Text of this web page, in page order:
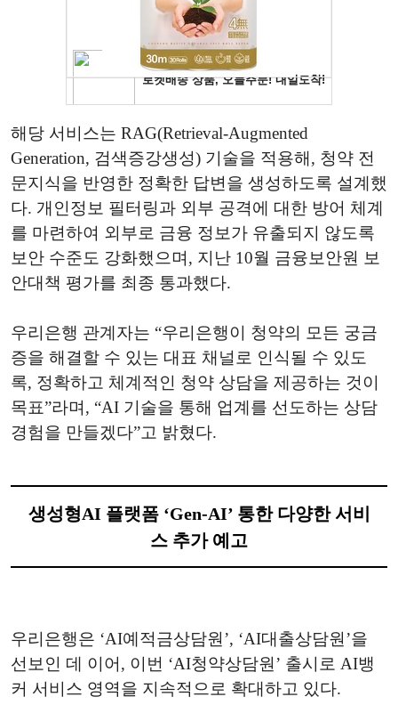
해당 서비스는 RAG(Retrieval-Augmented
Generation, 검색증강생성) 기술을 적용해, 청약 전
문지식을 반영한 정확한 답변을 생성하도록 설계했
다. 개인정보 필터링과 외부 공격에 대한 방어 체계
를 마련하여 외부로 금융 정보가 유출되지 않도록
보안 수준도 강화했으며, 지난 10월 금융보안원 보
안대책 평가를 최종 통과했다.
우리은행 관계자는 “우리은행이 청약의 모든 궁금
증을 해결할 수 있는 대표 채널로 인식될 수 있도
록, 정확하고 체계적인 청약 상담을 제공하는 것이
목표”라며, “AI 기술을 통해 업계를 선도하는 상담
경험을 만들겠다”고 밝혔다.
생성형AI 플랫폼 ‘Gen-AI’ 통한 다양한 서비
스 추가 예고
우리은행은 ‘AI예적금상담원’, ‘AI대출상담원’을
선보인 데 이어, 이번 ‘AI청약상담원’ 출시로 AI뱅
커 서비스 영역을 지속적으로 확대하고 있다.